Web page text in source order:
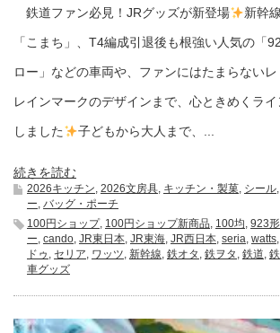
鉄道ファン必見！JRグッズが新登場 新幹
「こまち」、T4編成引退後も根強い人気の「
ロー」などの車両や、ファンにはたまらない
レインマークのデザインまで、心ときめくラ
しました 子どもから大人まで、...
続きを読む
2026キッチン, 2026文房具, キッチン・製菓, シール,
ー, バッグ・ポーチ
100円ショップ, 100円ショップ新商品, 100均, 923
ー, cando, JR東日本, JR東海, JR西日本, seria, watts,
ドゥ , セリア, ワッツ, 新幹線, 鉄オタ , 鉄ヲタ , 鉄道,
車グッズ